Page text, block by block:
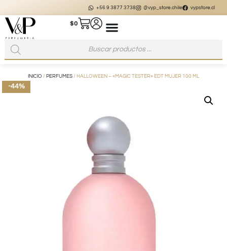
+56 9 3877 3738 @vyp_store.chile vypstore.cl
$0
INICIO / PERFUMES / HALLOWEEN – «MAGIC TESTER» EDT MUJER 100 ML
-44%